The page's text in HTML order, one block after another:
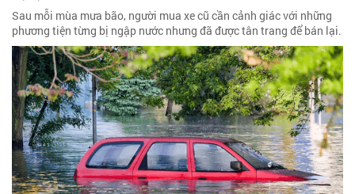
Sau mỗi mùa mưa bão, người mua xe cũ cần cảnh giác với những
phương tiện từng bị ngập nước nhưng đã được tân trang để bán lại.